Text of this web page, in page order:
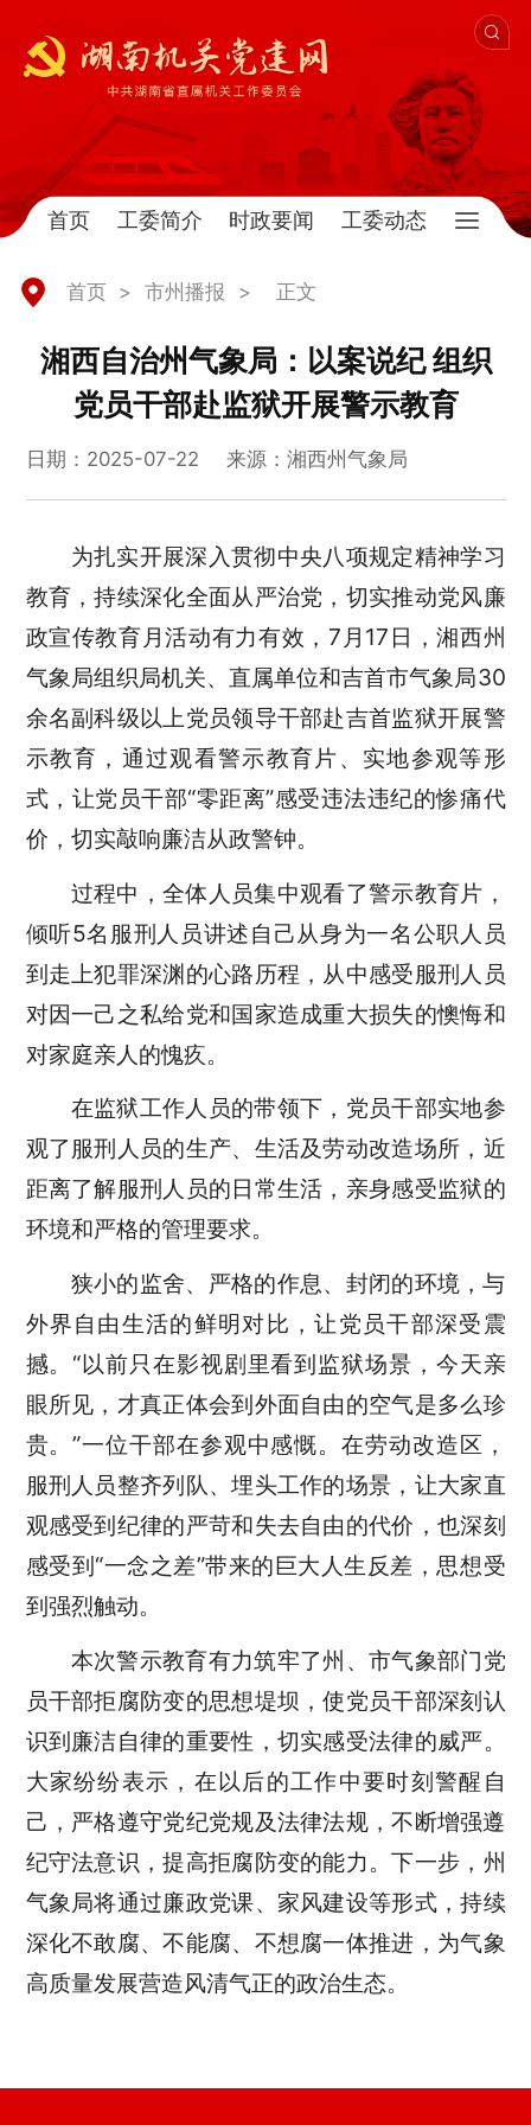
首页 工委简介 时政要闻 工委动态
首页 > 市州播报 > 正文
湘西自治州气象局：以案说纪 组织
党员干部赴监狱开展警示教育
日期：2025-07-22 来源：湘西州气象局
为扎实开展深入贯彻中央八项规定精神学习
教育，持续深化全面从严治党， 切实推动党风廉
政宣传教育月活动有力有效， 7月17 日，湘西州
气象局组织局机关、直属单位和吉首市气象 局30
余名副科级以上党员领导干部赴吉首监狱开展警
示教育 ，通过观看警示教育片、实地参观等形
式，让党员干部“零距离”感受违法违纪的惨痛代
价，切实敲响廉洁从政警钟。
过程中，全体人员集中观看了警示教育片，
倾听5名服刑人员讲述自己从身为一名公职人员
到走上犯罪深渊的心路历程，从中感受服刑人员
对因一己之私给党和国家造成重大损失的懊悔和
对家庭亲人的愧疚。
在监狱工作人员的带领下，党员干部实地参
观了 服刑人员的生产、生活及劳动改造场所，近
距离了解服刑人员的日常生活 ， 亲身感受监狱的
环境和严格的管理要求。
狭小的监舍、严格的作息、封闭的环境，与
外界自由生活的鲜明对比，让党员干部深受震
撼。 “以前只在影视剧里看到监狱场景，今天亲
眼所见，才真正体会到外面自由的空气是多么珍
贵。”一位干部在参观中感慨。在劳动改造区，
服刑人员整齐列队、埋头工作的场景，让大家直
观感受到纪律的严苛和失去自由的代价 ，也深刻
感受到“一念之差”带来的巨大人生反差，思想受
到强烈触动。
本次警示教育有力筑牢了州、市气象部门党
员干部拒腐防变的思想堤坝，使党员干部深刻认
识到廉洁自律的重要性，切实感受法律的威严。
大家纷纷表示，在以后的工作中要时刻警醒自
己，严格遵守党纪党规及法律法规，不断增强遵
纪守法意识，提高拒腐防变的能力。下一步 ，州
气象局将通过廉政党课、家风建设等形式，持续
深化不敢腐、不能腐、不想腐一体推进，为气象
高质量发展营造风清气正的政治生态。